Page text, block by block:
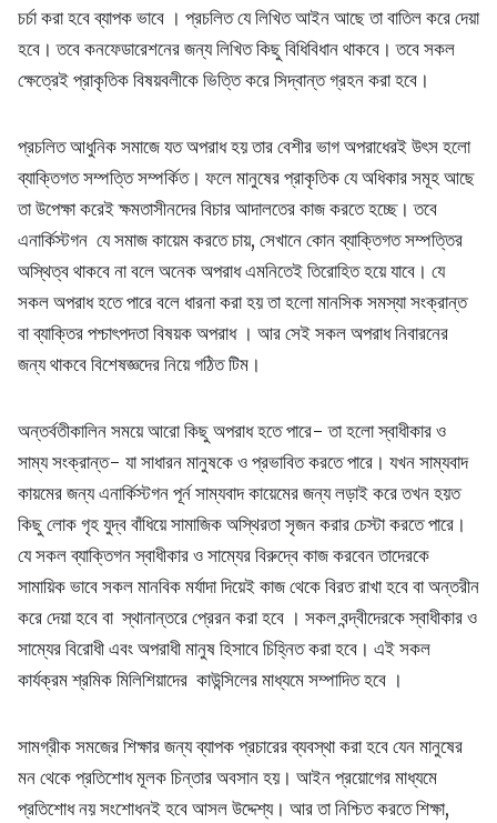
চর্চা করা হবে ব্যাপক ভাবে । প্রচলিত যে লিখিত আইন আছে তা বাতিল করে দেয়া
হবে। তবে কনফেডারেশনের জন্য লিখিত কিছু বিধিবিধান থাকবে। তবে সকল
ক্ষেত্রেই প্রাকৃতিক বিষয়বলীকে ভিত্তি করে সিদ্বান্ত গ্রহন করা হবে।
প্রচলিত আধুনিক সমাজে যত অপরাধ হয় তার বেশীর ভাগ অপরাধেরই উৎস হলো
ব্যাক্তিগত সম্পত্তি সম্পর্কিত। ফলে মানুষের প্রাকৃতিক যে অধিকার সমূহ আছে
তা উপেক্ষা করেই ক্ষমতাসীনদের বিচার আদালতের কাজ করতে হচ্ছে। তবে
এনার্কিস্টগন যে সমাজ কায়েম করতে চায়, সেখানে কোন ব্যাক্তিগত সম্পত্তির
অস্থিত্ব থাকবে না বলে অনেক অপরাধ এমনিতেই তিরোহিত হয়ে যাবে। যে
সকল অপরাধ হতে পারে বলে ধারনা করা হয় তা হলো মানসিক সমস্যা সংক্রান্ত
বা ব্যাক্তির পশ্চাৎপদতা বিষয়ক অপরাধ । আর সেই সকল অপরাধ নিবারনের
জন্য থাকবে বিশেষজ্ঞদের নিয়ে গঠিত টিম।
অন্তর্বতীকালিন সময়ে আরো কিছু অপরাধ হতে পারে- তা হলো স্বাধীকার ও
সাম্য সংক্রান্ত- যা সাধারন মানুষকে ও প্রভাবিত করতে পারে। যখন সাম্যবাদ
কায়মের জন্য এনার্কিস্টগন পূর্ন সাম্যবাদ কায়েমের জন্য লড়াই করে তখন হয়ত
কিছু লোক গৃহ যুদ্ব বাঁধিয়ে সামাজিক অস্থিরতা সৃজন করার চেস্টা করতে পারে।
যে সকল ব্যাক্তিগন স্বাধীকার ও সাম্যের বিরুদ্বে কাজ করবেন তাদেরকে
সামায়িক ভাবে সকল মানবিক মর্যাদা দিয়েই কাজ থেকে বিরত রাখা হবে বা অন্তরীন
করে দেয়া হবে বা স্থানান্তরে প্রেরন করা হবে । সকল বন্দ্বীদেরকে স্বাধীকার ও
সাম্যের বিরোধী এবং অপরাধী মানুষ হিসাবে চিহ্নিত করা হবে। এই সকল
কার্যক্রম শ্রমিক মিলিশিয়াদের কাউন্সিলের মাধ্যমে সম্পাদিত হবে ।
সামগ্রীক সমজের শিক্ষার জন্য ব্যাপক প্রচারের ব্যবস্থা করা হবে যেন মানুষের
মন থেকে প্রতিশোধ মূলক চিন্তার অবসান হয়। আইন প্রয়োগের মাধ্যমে
প্রতিশোধ নয় সংশোধনই হবে আসল উদ্দেশ্য। আর তা নিশ্চিত করতে শিক্ষা,